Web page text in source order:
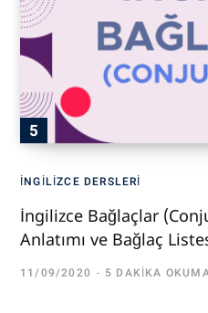
İNGILIZCE DERSLERI
İngilizce Bağlaçlar
Anlatımı ve Bağlaç
11/09/2020 5 DAKIKA